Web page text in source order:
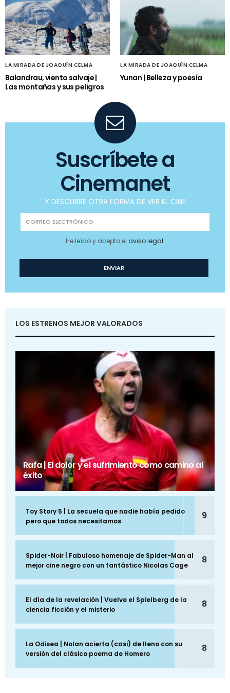
LA MIRADA DE JOAQUÍN CELMA
Balandrau, viento salvaje |
Las montañas y sus peligros
LA MIRADA DE JOAQUÍN CELMA
Yunan | Belleza y poesía
Suscríbete a
Cinemanet
Y DESCUBRE OTRA FORMA DE VER EL CINE
He leído y acepto el aviso legal.
LOS ESTRENOS MEJOR VALORADOS
Rafa | El dolor y el sufrimiento como camino al
éxito
Toy Story 5 | La secuela que nadie había pedido
pero que todos necesitamos
9
Spider-Noir | Fabuloso homenaje de Spider-Man al
mejor cine negro con un fantástico Nicolas Cage
8
El día de la revelación | Vuelve el Spielberg de la
ciencia ficción y el misterio
8
La Odisea | Nolan acierta (casi) de lleno con su
versión del clásico poema de Homero
8